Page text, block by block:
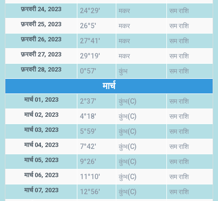
फ़रवरी 24, 2023 24°29' मकर सम राशि
फ़रवरी 25, 2023 26°5' मकर सम राशि
फ़रवरी 26, 2023 27°41' मकर सम राशि
फ़रवरी 27, 2023 29°19' मकर सम राशि
फ़रवरी 28, 2023 0°57' कुंभ सम राशि
मार्च
मार्च 01, 2023 2°37' कुंभ(C) सम राशि
मार्च 02, 2023 4°18' कुंभ(C) सम राशि
मार्च 03, 2023 5°59' कुंभ(C) सम राशि
मार्च 04, 2023 7°42' कुंभ(C) सम राशि
मार्च 05, 2023 9°26' कुंभ(C) सम राशि
मार्च 06, 2023 11°10' कुंभ(C) सम राशि
मार्च 07, 2023 12°56' कुंभ(C) सम राशि